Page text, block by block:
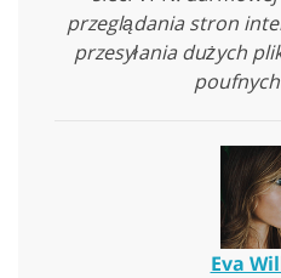
przeglądania stron
przesyłania dużych
Eva